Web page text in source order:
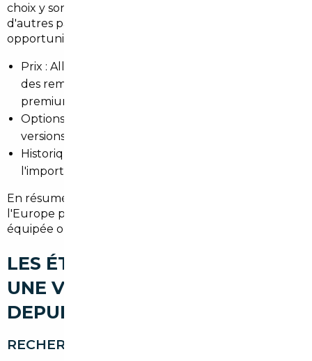
choix y sont souvent supérieurs. La Belgique et
d'autres pays européens offrent aussi de bonnes
opportunités. Différences principales :
Prix : Allemagne et Belgique peuvent proposer
des remises substantielles sur certaines marques
premium.
Options et finitions : marché allemand riche en
versions bien équipées.
Historique : standards de contrôle variables, d'où
l'importance d'une vérification approfondie.
En résumé, l'
l'Europe permet d'acheter une voiture mieux
équipée ou moins chère, si l'achat est bien encadré.
LES ÉTAPES POUR IMPORTER
UNE VOITURE D'OCCASION
DEPUIS LES MUREAUX
RECHERCHE DU VÉHICULE